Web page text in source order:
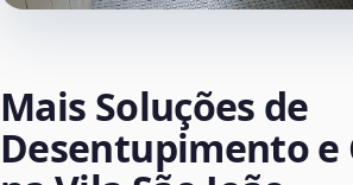
Mais Soluções de
Desentupimento e